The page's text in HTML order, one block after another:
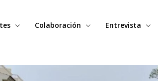
Colaboración Entrevista